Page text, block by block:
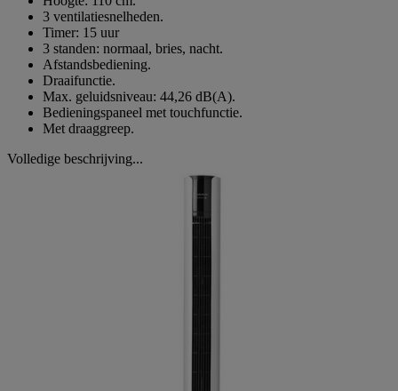
3 ventilatiesnelheden.
Timer: 15 uur
3 standen: normaal, bries, nacht.
Afstandsbediening.
Draaifunctie.
Max. geluidsniveau: 44,26 dB(A).
Bedieningspaneel met touchfunctie.
Met draaggreep.
Volledige beschrijving...